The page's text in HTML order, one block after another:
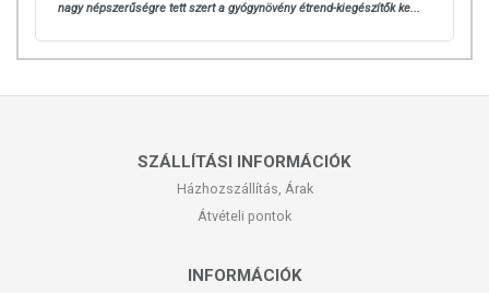
nagy népszerűségre tett szert a gyógynövény étrend-kiegészítők ke...
SZÁLLÍTÁSI INFORMÁCIÓK
Házhozszállítás, Árak
Átvételi pontok
INFORMÁCIÓK